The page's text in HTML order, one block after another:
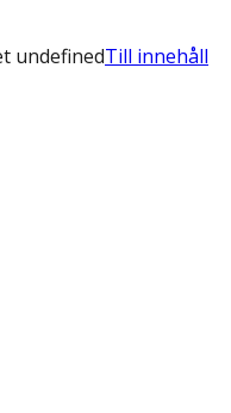
undefinedTill innehåll